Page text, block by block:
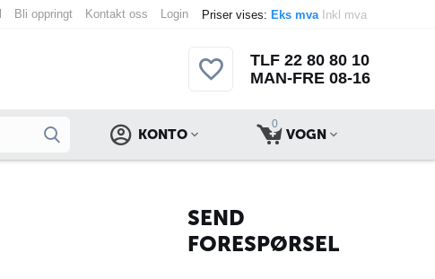
Priser vises: Eks mva Inkl mva
Bli oppringt Kontakt oss Login
TLF 22 80 80 10
MAN-FRE 08-16
0
VOGN
KONTO
SEND
FORESPØRSEL